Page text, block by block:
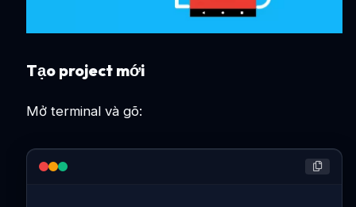
Tạo project mới
Mở terminal và gõ: